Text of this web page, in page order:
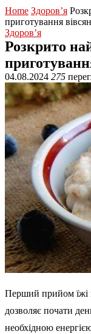
Home Здоров’я
приготування
Здоров’я
Розкрито
04.08.2024 275
Перший прийом їжі
дозволяє почати
необхідною